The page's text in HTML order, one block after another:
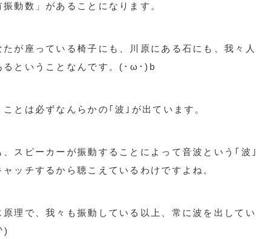
振動数」があることになります。
が座っている椅子にも、川原にある石にも、我々人
ということなんです。 (･ω･)b
とは必ずなんらかの｢波｣が出ています。
スピーカーが振動することによって音波という｢波｣
ッチするから聴こえているわけですよね。
理で、我々も振動している以上、常に波を出してい